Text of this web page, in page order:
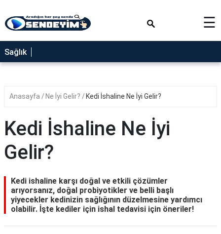
SAĞLIK
NEDİR
YEMEK
RÜYA
GEZİLECEK
BLOG
☰
Sağlık
Anasayfa Ne İyi Gelir? Kedi İshaline Ne İyi Gelir?
Kedi İshaline Ne İyi
Gelir?
Kedi ishaline karşı doğal ve etkili çözümler
arıyorsanız, doğal probiyotikler ve belli başlı
yiyecekler kedinizin sağlığının düzelmesine yardımcı
olabilir. İşte kediler için ishal tedavisi için öneriler!